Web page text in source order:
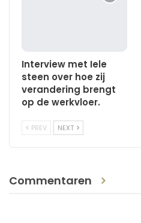
Interview met Iele
steen over hoe zij
verandering brengt
op de werkvloer.
PREV NEXT
Commentaren